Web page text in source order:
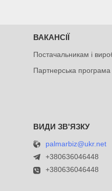
ВАКАНСІЇ
Постачальникам і
Партнерська програма
palmarbiz@ukr.net
+380636046448
+380636046448